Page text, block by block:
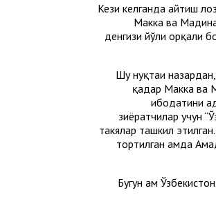
Кези келганда айтиш
Макка ва
денгизи йўли орқали
Шу нуқтаи
қадар Макка ва
ибодатини
зиёратчилар учун
такялар ташкил
тортилган ҳамда
Бугун ҳам